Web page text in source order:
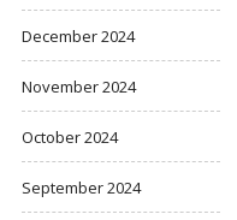
December 2024
November 2024
October 2024
September 2024